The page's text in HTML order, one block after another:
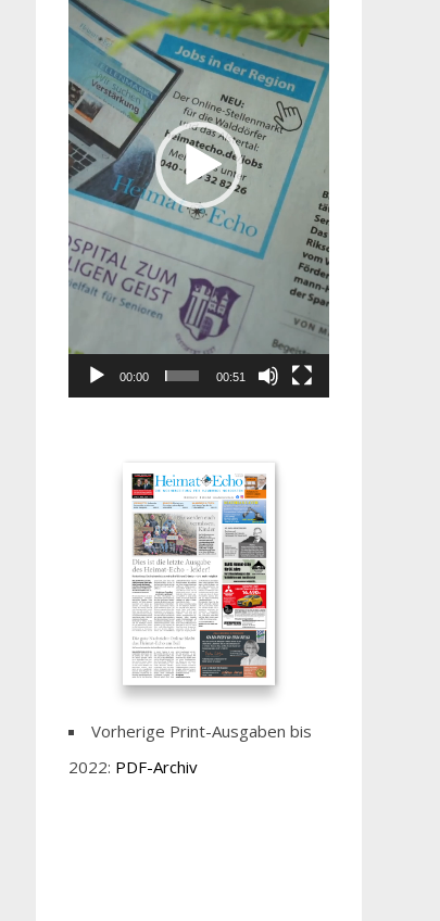
00:00 00:51
Vorherige Print-Ausgaben bis
2022: PDF-Archiv